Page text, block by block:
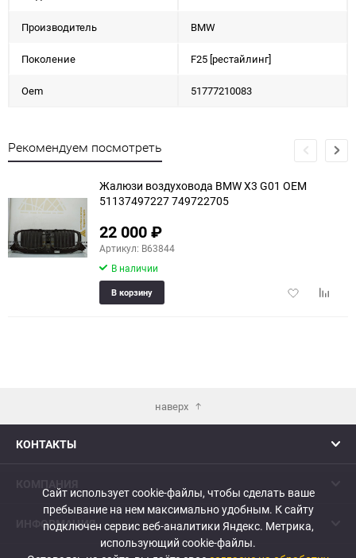
Производитель BMW
Поколение F25 [рестайлинг]
Oem 51777210083
Рекомендуем посмотреть
еще 4 фото
Жалюзи воздуховода BMW X3 G01 OEM
51137497227 749722705
22 000₽
Артикул: B63844
В наличии
Добавить
В корзину
наверх
КОНТАКТЫ
ИНФОРМАЦИЯ
Сайт использует cookie-файлы, чтобы сделать ваше
пребывание на нем максимально удобным. К cайту
подключен сервис веб-аналитики Яндекс. Метрика,
использующий cookie-файлы.